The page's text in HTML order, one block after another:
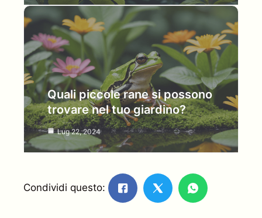
Quali piccole rane si possono
trovare nel tuo giardino?
Lug 22, 2024
Condividi questo: